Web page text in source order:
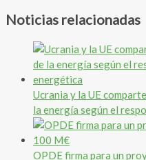
Noticias relacionadas
Ucrania y la UE
la energía según el
OPDE firma para un